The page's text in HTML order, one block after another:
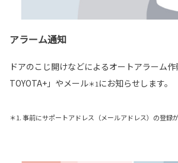
アラーム通知
ドアのこじ開けなどによるオートアラーム
TOYOTA+」やメール＊1 にお知らせします。
＊1. 事前にサポートアドレス（メールアドレス）の登録が